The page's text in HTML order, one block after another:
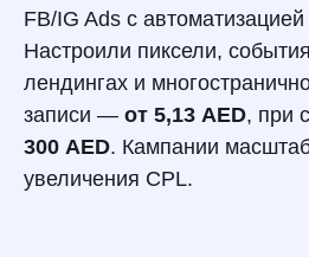
FB/IG Ads с автоматизацией
Настроили пиксели,
лендингах и
записи — от 5,13 AED, при
300 AED. Кампании
увеличения CPL.